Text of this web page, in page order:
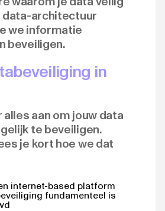
data-architectuur
we informatie
beveiligen.
in
aan om jouw data
te beveiligen.
je kort hoe we dat
internet-based platform
fundamenteel is